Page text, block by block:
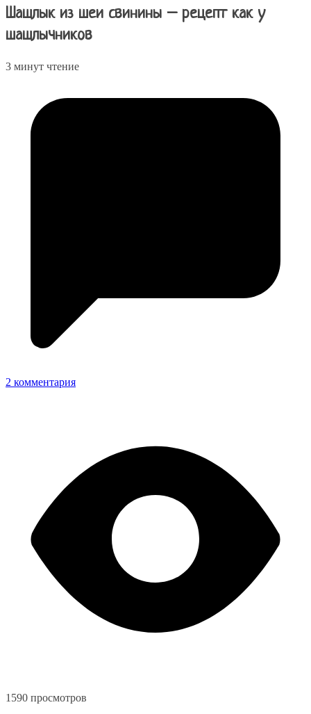
Шашлык из шеи свинины – рецепт как у
шашлычников
3 минут чтение
2 комментария
1590 просмотров